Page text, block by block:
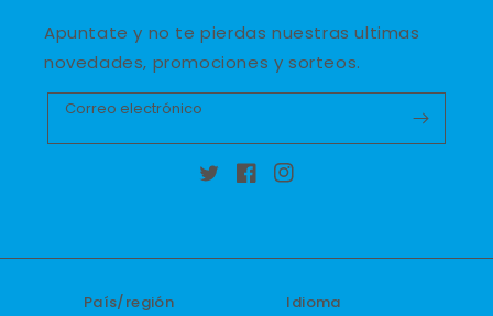
Apuntate y no te pierdas nuestras ultimas
novedades, promociones y sorteos.
Correo electrónico
TwitterFacebookInstagram
País/región Idioma